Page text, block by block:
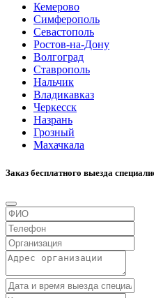
Кемерово
Симферополь
Севастополь
Ростов-на-Дону
Волгоград
Ставрополь
Нальчик
Владикавказ
Черкесск
Назрань
Грозный
Махачкала
Заказ бесплатного выезда